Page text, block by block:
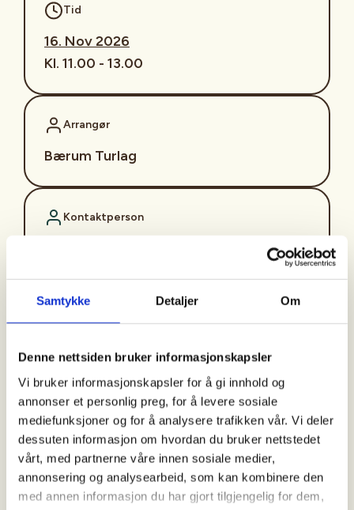
Samtykke Detaljer Om
Denne nettsiden bruker informasjonskapsler
Vi bruker informasjonskapsler for å gi innhold og
annonser et personlig preg, for å levere sosiale
mediefunksjoner og for å analysere trafikken vår. Vi deler
dessuten informasjon om hvordan du bruker nettstedet
vårt, med partnerne våre innen sosiale medier,
annonsering og analysearbeid, som kan kombinere den
med annen informasjon du har gjort tilgjengelig for dem,
Tid
16. Nov 2026
Kl. 11.00 - 13.00
Arrangør
Bærum Turlag
Kontaktperson
kaare.smeland@altiboxmail.no
Rykkinn!
Turene går hver mandag kl 11:00 fra Rykkinn
seniorsenter, Hugins vei 9, 1349 Rykkinn. (Unntatt
helligdager og skolens ferier).
Turgruppen på Rykkinn går kortere rundturer i
nærområdet og kategoriseres som «enkel». Siste
mandag i måneden går vi en litt lengre tur og bruker